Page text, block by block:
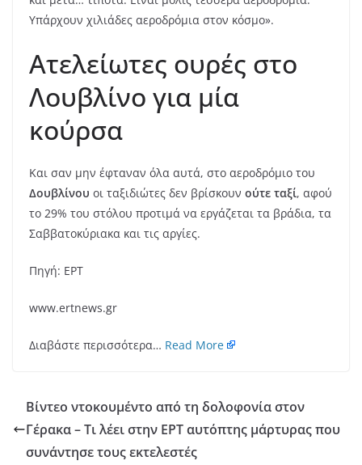
Υπάρχουν χιλιάδες αεροδρόμια στον κόσμο».
Ατελείωτες ουρές στο
Λουβλίνο για μία
κούρσα
Και σαν μην έφταναν όλα αυτά, στο αεροδρόμιο του
Δουβλίνου οι ταξιδιώτες δεν βρίσκουν ούτε ταξί, αφού
το 29% του στόλου προτιμά να εργάζεται τα βράδια, τα
Σαββατοκύριακα και τις αργίες.
Πηγή: ΕΡΤ
www.ertnews.gr
Διαβάστε περισσότερα… Read More
Βίντεο ντοκουμέντο από τη δολοφονία στον
Γέρακα – Τι λέει στην ΕΡΤ αυτόπτης μάρτυρας που
συνάντησε τους εκτελεστές